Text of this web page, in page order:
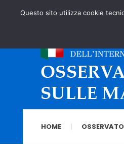
HOME
Questo sito utilizza cookie